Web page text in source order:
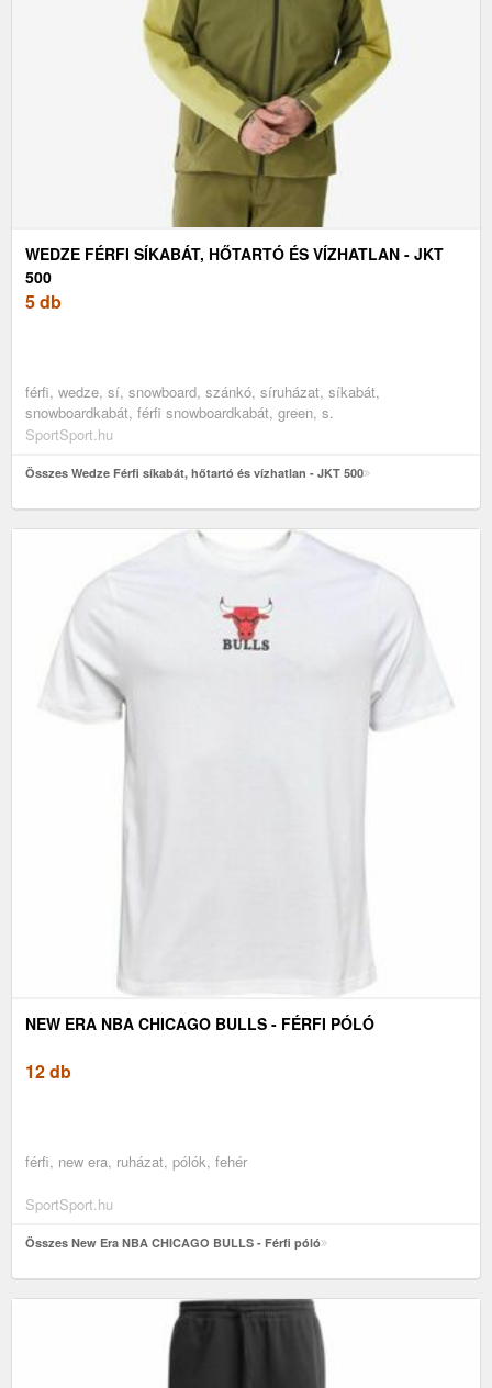
WEDZE FÉRFI SÍKABÁT, HŐTARTÓ ÉS VÍZHATLAN - JKT
500
5 db
férfi, wedze, sí, snowboard, szánkó, síruházat, síkabát,
snowboardkabát, férfi snowboardkabát, green, s.
SportSport.hu
Összes Wedze Férfi síkabát, hőtartó és vízhatlan - JKT 500
NEW ERA NBA CHICAGO BULLS - FÉRFI PÓLÓ
12 db
férfi, new era, ruházat, pólók, fehér
SportSport.hu
Összes New Era NBA CHICAGO BULLS - Férfi póló